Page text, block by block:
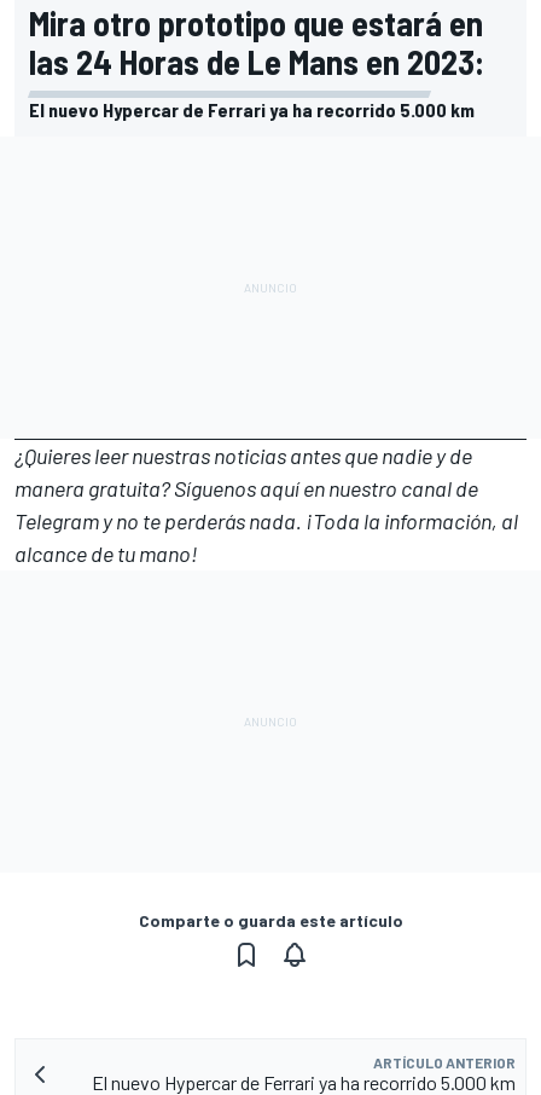
Mira otro prototipo que estará en
las 24 Horas de Le Mans en 2023:
El nuevo Hypercar de Ferrari ya ha recorrido 5.000 km
¿Quieres leer nuestras noticias antes que nadie y de
manera gratuita? Síguenosaquí en nuestro canal de
Telegramy no te perderás nada. ¡Toda la información, al
alcance de tu mano!
Comparte o guarda este artículo
ARTÍCULO ANTERIOR
El nuevo Hypercar de Ferrari ya ha recorrido 5.000 km